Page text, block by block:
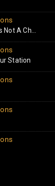
A Ch...
Station